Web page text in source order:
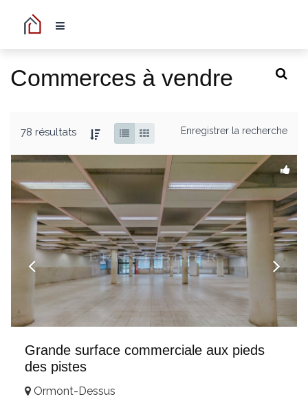
Commerces à vendre
78 résultats Enregistrer la recherche
Grande surface commerciale aux pieds
des pistes
Ormont-Dessus